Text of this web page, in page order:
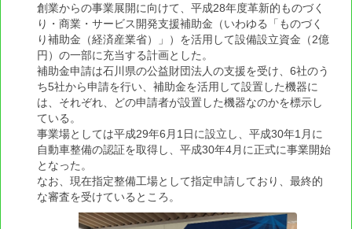
自動車整備事業活性化方策好事例について（人材
不足に対する取り組み）
大阪整振 八尾柏原地区会 活性化好事例 R.05
(クリスマスジャズコンサートの開催)
大阪で自動車整備技術の高度化を目指す精鋭集
団 「メカトロクラブZENSHIN」
大阪整振 八尾柏原地区会 活性化好事例 R.04
(クリスマスジャズコンサートの開催)
地域5社連携経営課題を克服、女性や高齢者ドラ
イバーにも安心して自動車に乗ることが出来るサー
創業からの事業展開に向けて、平成28年度革新的ものづく
り・商業・サービス開発支援補助金（いわゆる「ものづく
り補助金（経済産業省）」）を活用して設備設立資金（2億
円）の一部に充当する計画とした。
補助金申請は石川県の公益財団法人の支援を受け、6社のう
ち5社から申請を行い、補助金を活用して設置した機器に
は、それぞれ、どの申請者が設置した機器なのかを標示し
ている。
事業場としては平成29年6月1日に設立し、平成30年1月に
自動車整備の認証を取得し、平成30年4月に正式に事業開始
となった。
なお、現在指定整備工場として指定申請しており、最終的
な審査を受けているところ。